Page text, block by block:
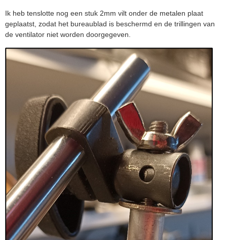
Ik heb tenslotte nog een stuk 2mm vilt onder de metalen plaat
geplaatst, zodat het bureaublad is beschermd en de trillingen van
de ventilator niet worden doorgegeven.